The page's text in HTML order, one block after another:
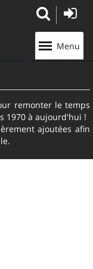
Menu
remonter le temps
1970 à aujourd'hui !
ajoutées afin